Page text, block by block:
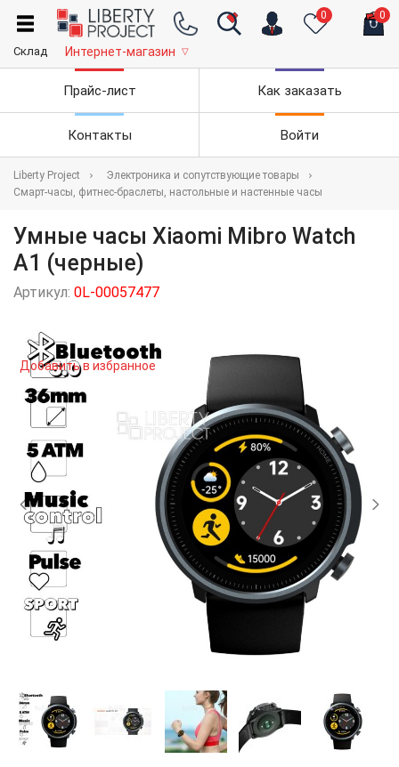
0 0
Склад Интернет-магазин ▽
Прайс-лист Как заказать
Контакты Войти
Liberty Project
Электроника и сопутствующие товары
Смарт-часы, фитнес-браслеты, настольные и настенные часы
Умные часы Xiaomi Mibro Watch
A1 (черные)
Артикул: 0L-00057477
Добавить в избранное